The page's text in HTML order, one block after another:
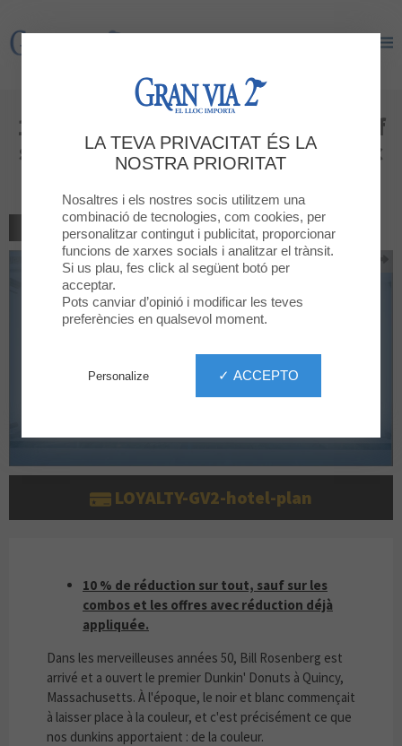
Gran Via 2
10 % de réduction sur tout, sauf
sur les combos et les offres avec
réduction déjà appliquée
TORNAR AL LLISTAT
LOYALTY-GV2-hotel-plan
10 % DE RÉDUCTION SUR TOUT, SAUF SUR
10 % de réduction sur tout, sauf sur les
combos et les offres avec réduction déjà
appliquée.
Dans les merveilleuses années 50, Bill Rosenberg est
arrivé et a ouvert le premier Dunkin' Donuts à Quincy,
Massachusetts. À l'époque, le noir et blanc commençait
à laisser place à la couleur, et c'est précisément ce que
nos dunkins apportaient : de la couleur.
LA TEVA PRIVACITAT ÉS LA
NOSTRA PRIORITAT
Nosaltres i els nostres socis utilitzem una
combinació de tecnologies, com cookies, per
personalitzar contingut i publicitat, proporcionar
funcions de xarxes socials i analitzar el trànsit.
Si us plau, fes click al següent botó per
acceptar.
Pots canviar d’opinió i modificar les teves
preferències en qualsevol moment.
✓ ACCEPTO
Personalize